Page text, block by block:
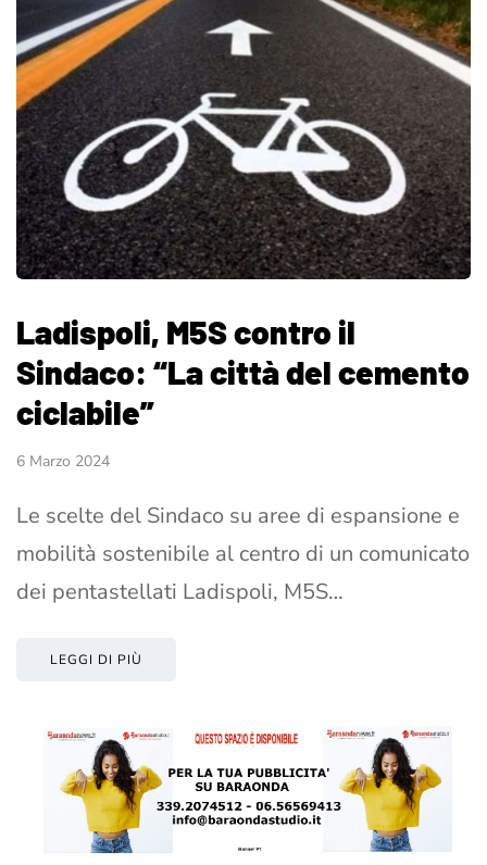
Ladispoli, M5S contro il
Sindaco: “La città del cemento
ciclabile”
6 Marzo 2024
Le scelte del Sindaco su aree di espansione e
mobilità sostenibile al centro di un comunicato
dei pentastellati Ladispoli, M5S…
LEGGI DI PIÙ